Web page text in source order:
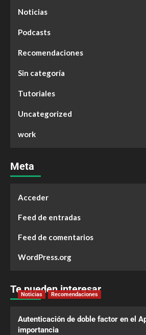
Noticias
Podcasts
Recomendaciones
Sin categoría
Tutoriales
Uncategorized
work
Meta
Acceder
Feed de entradas
Feed de comentarios
WordPress.org
Te pueden interesar
Noticias Recomendaciones
Autenticación de doble factor en el
importancia